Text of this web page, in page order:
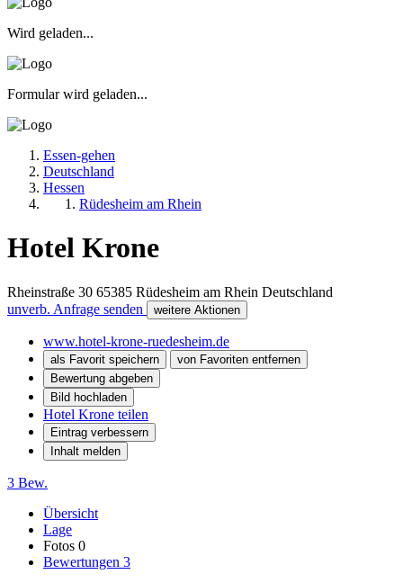
Wird geladen...
Formular wird geladen...
Essen-gehen
Deutschland
Hessen
Rüdesheim am Rhein
Hotel Krone
Rheinstraße 30 65385 Rüdesheim am Rhein Deutschland
unverb. Anfrage senden
weitere Aktionen
www.hotel-krone-ruedesheim.de
als Favorit speichern
von Favoriten entfernen
Bewertung abgeben
Bild hochladen
Hotel Krone teilen
Eintrag verbessern
Inhalt melden
3 Bew.
Übersicht
Lage
Fotos 0
Bewertungen 3